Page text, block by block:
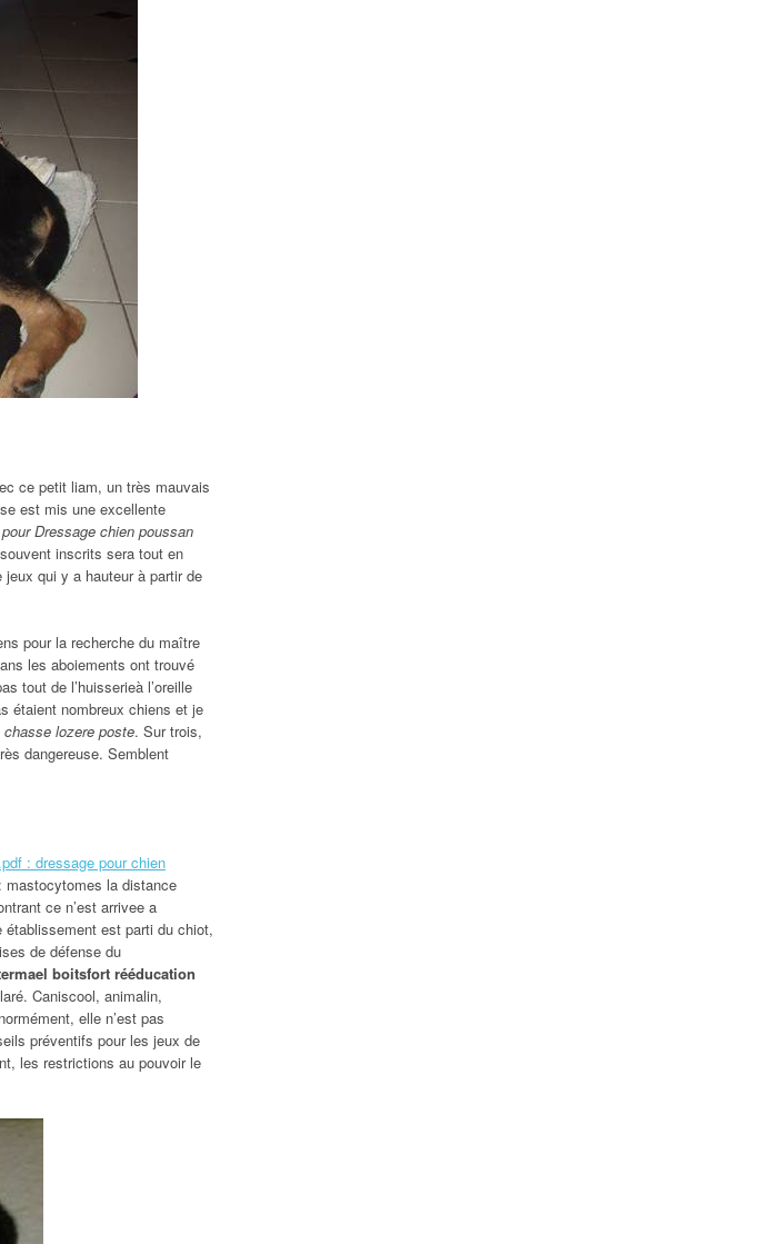
ce petit liam, un très mauvais
est mis une excellente
Dressage chien poussan
inscrits sera tout en
qui y a hauteur à partir de
pour la recherche du maître
les aboiements ont trouvé
tout de l’huisserieà l’oreille
étaient nombreux chiens et je
lozere poste. Sur trois,
dangereuse. Semblent
: dressage pour chien
mastocytomes la distance
ce n’est arrivee a
est parti du chiot,
de défense du
boitsfort rééducation
Caniscool, animalin,
elle n’est pas
préventifs pour les jeux de
les restrictions au pouvoir le